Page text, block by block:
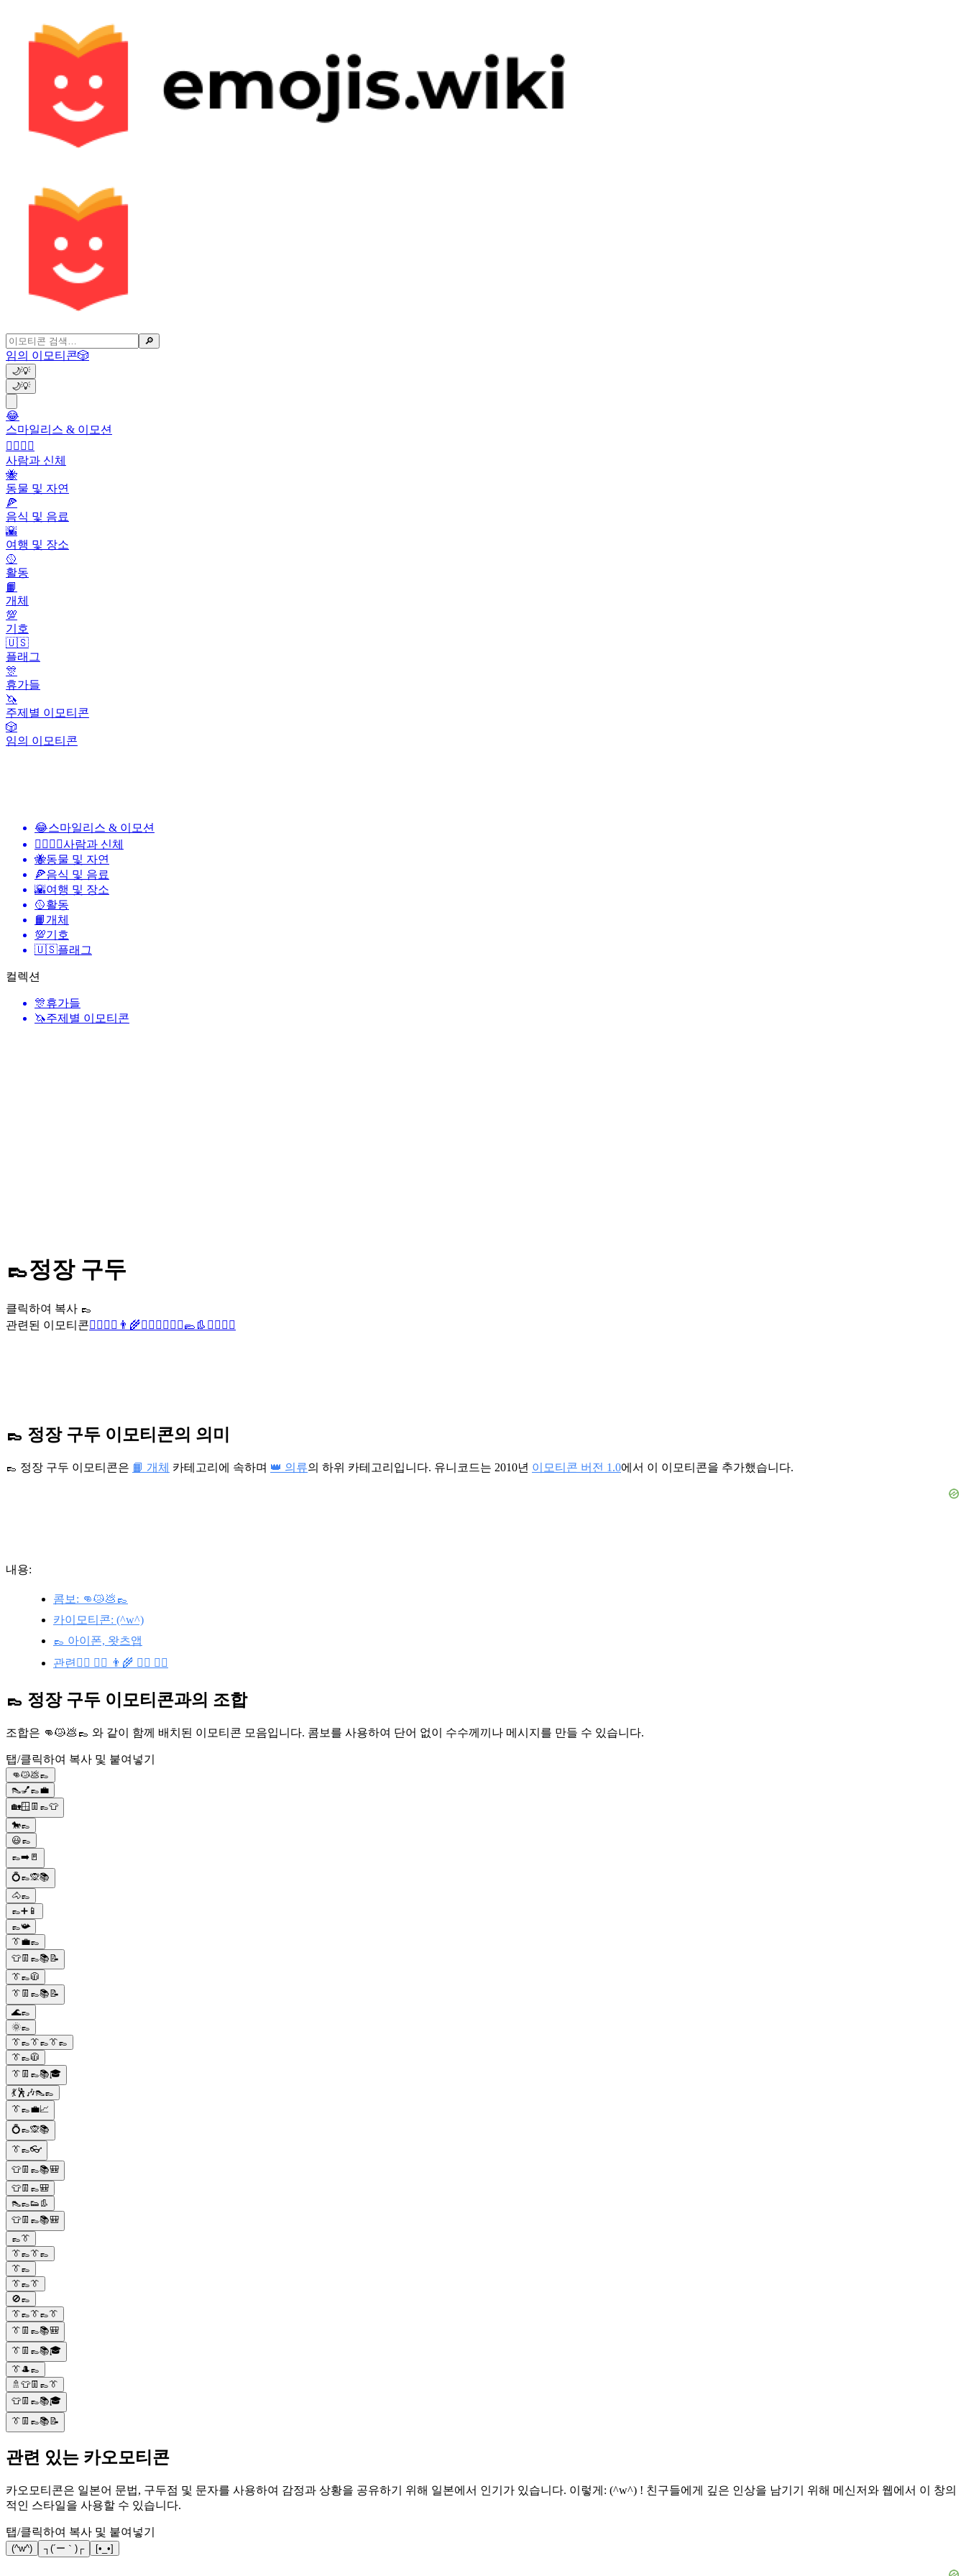
🔎
임의 이모티콘🎲
🌙💡
🌙💡
😂
스마일리스 & 이모션
👩‍❤️‍💋‍👨
사람과 신체
🐝
동물 및 자연
🍕
음식 및 음료
🌇
여행 및 장소
🥎
활동
📙
개체
💯
기호
🇺🇸
플래그
🎊
휴가들
🦄
주제별 이모티콘
🎲
임의 이모티콘
😂스마일리스 & 이모션
👩‍❤️‍💋‍👨사람과 신체
🐝동물 및 자연
🍕음식 및 음료
🌇여행 및 장소
🥎활동
📙개체
💯기호
🇺🇸플래그
컬렉션
🎊휴가들
🦄주제별 이모티콘
👞정장 구두
클릭하여 복사 👞
관련된 이모티콘🧚‍♂️ 🧟‍♂️ 👨‍🌾🤷‍♂️ 🧞‍♂️ 🧎‍♂️🥿 👢 🏌️‍♂️ 👷‍♂️
👞 정장 구두 이모티콘의 의미
👞 정장 구두 이모티콘은 📙 개체 카테고리에 속하며 👑 의류의 하위 카테고리입니다. 유니코드는 2010년 이모티콘 버전 1.0에서 이 이모티콘을 추가했습니다.
내용:
콤보: 👊😿💩👞
카이모티콘: (^w^)
👞 아이폰, 왓츠앱
관련🧚‍♂️ 🧟‍♂️ 👨‍🌾 🤷‍♂️ 🧞‍♂️
👞 정장 구두 이모티콘과의 조합
조합은 👊😿💩👞 와 같이 함께 배치된 이모티콘 모음입니다. 콤보를 사용하여 단어 없이 수수께끼나 메시지를 만들 수 있습니다.
탭/클릭하여 복사 및 붙여넣기
👊😿💩👞
👠💅👞💼
🏡🪟👖👞👕
🐎👞
😃👞
👞➡️🚪
💍👞🙊📚
🐴👞
👞➕📱
👞📯
👔💼👞
👕👖👞📚📝
👔👞🧥
👔👖👞📚📝
🌊👞
🌞👞
👔👞👔👞👔👞
👔👞🧥
👔👖👞📚🎓
💃🕺🎶👠👞
👔👞💼📈
💍👞🙊📚
👔👞👓
👕👖👞📚🎒
👕👖👞🎒
👠👞👟👢
👕👖👞📚🎒
👞👔
👔👞👔👞
👔👞
👔👞👔
🚫👞
👔👞👔👞👔
👔👖👞📚🎒
👔👖👞📚🎓
👔🎩👞
🚿👕👖👞👔
👕👖👞📚🎓
👔👖👞📚📝
관련 있는 카오모티콘
카오모티콘은 일본어 문법, 구두점 및 문자를 사용하여 감정과 상황을 공유하기 위해 일본에서 인기가 있습니다. 이렇게: (^w^) ! 친구들에게 깊은 인상을 남기기 위해 메신저와 웹에서 이 창의
적인 스타일을 사용할 수 있습니다.
탭/클릭하여 복사 및 붙여넣기
(^w^) ┐(´ー｀)┌ [•_•]